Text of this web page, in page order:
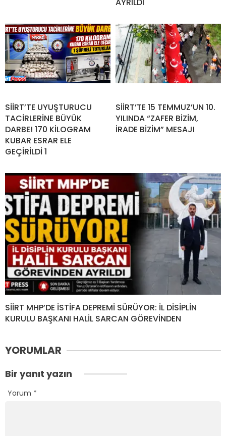
AYRILDI
SİİRT’TE UYUŞTURUCU
TACİRLERİNE BÜYÜK
DARBE! 170 KİLOGRAM
KUBAR ESRAR ELE
GEÇİRİLDİ 1
SİİRT’TE 15 TEMMUZ’UN 10.
YILINDA “ZAFER BİZİM,
İRADE BİZİM” MESAJI
SİİRT MHP’DE İSTİFA DEPREMİ SÜRÜYOR: İL DİSİPLİN
KURULU BAŞKANI HALİL SARCAN GÖREVİNDEN
YORUMLAR
Bir yanıt yazın
Yorum *